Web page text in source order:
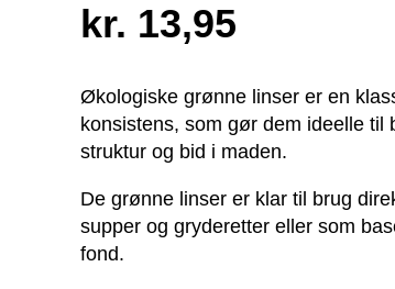
kr. 13,95
Økologiske grønne linser er en
konsistens, som gør dem ideelle
struktur og bid i maden.
De grønne linser er klar til brug
supper og gryderetter eller som
fond.